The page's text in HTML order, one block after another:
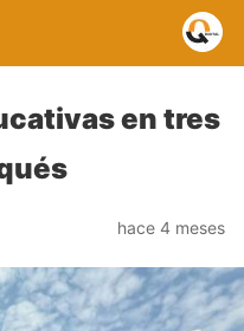
en tres
hace 4 meses